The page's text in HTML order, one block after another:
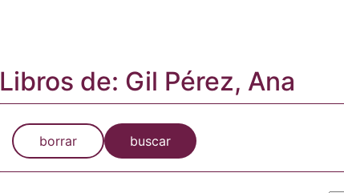
Libros de: Gil Pérez, Ana
borrar buscar